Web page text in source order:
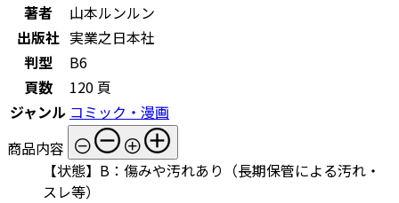
著者
山本ルンルン
出版社 実業之日本社
判型
B6
頁数
120 頁
ジャンル コミック・漫画
商品内容
【状態】B：傷みや汚れあり（長期保管による汚れ・
スレ等）